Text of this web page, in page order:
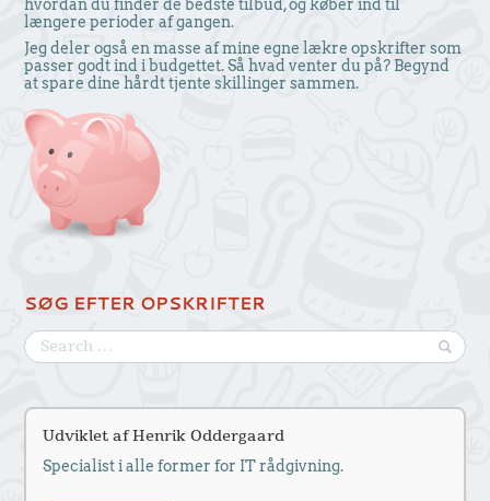
hvordan du finder de bedste tilbud, og køber ind til
længere perioder af gangen.
Jeg deler også en masse af mine egne lækre opskrifter som
passer godt ind i budgettet. Så hvad venter du på? Begynd
at spare dine hårdt tjente skillinger sammen.
SØG EFTER OPSKRIFTER
Udviklet af Henrik Oddergaard
Specialist i alle former for IT rådgivning.